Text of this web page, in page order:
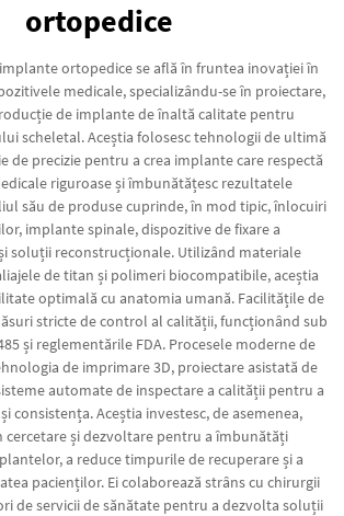
ortopedice
ortopedice se află în fruntea inovației în
medicale, specializându-se în proiectare,
de implante de înaltă calitate pentru
scheletal. Aceștia folosesc tehnologii de ultimă
de precizie pentru a crea implante care respectă
riguroase și îmbunătățesc rezultatele
său de produse cuprinde, în mod tipic, înlocuiri
implante spinale, dispozitive de fixare a
soluții reconstrucționale. Utilizând materiale
de titan și polimeri biocompatibile, aceștia
optimală cu anatomia umană. Facilitățile de
stricte de control al calității, funcționând sub
și reglementările FDA. Procesele moderne de
de imprimare 3D, proiectare asistată de
automate de inspectare a calității pentru a
consistența. Aceștia investesc, de asemenea,
cercetare și dezvoltare pentru a îmbunătăți
a reduce timpurile de recuperare și a
pacienților. Ei colaborează strâns cu chirurgii
de servicii de sănătate pentru a dezvolta soluții